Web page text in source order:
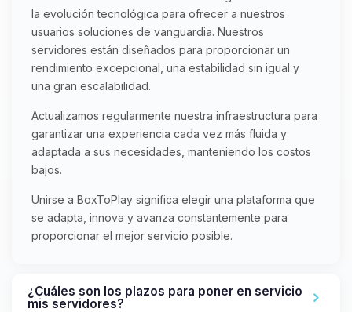
la evolución tecnológica para ofrecer a nuestros
usuarios soluciones de vanguardia. Nuestros
servidores están diseñados para proporcionar un
rendimiento excepcional, una estabilidad sin igual y
una gran escalabilidad.
Actualizamos regularmente nuestra infraestructura para
garantizar una experiencia cada vez más fluida y
adaptada a sus necesidades, manteniendo los costos
bajos.
Unirse a BoxToPlay significa elegir una plataforma que
se adapta, innova y avanza constantemente para
proporcionar el mejor servicio posible.
¿Cuáles son los plazos para poner en servicio
mis servidores?